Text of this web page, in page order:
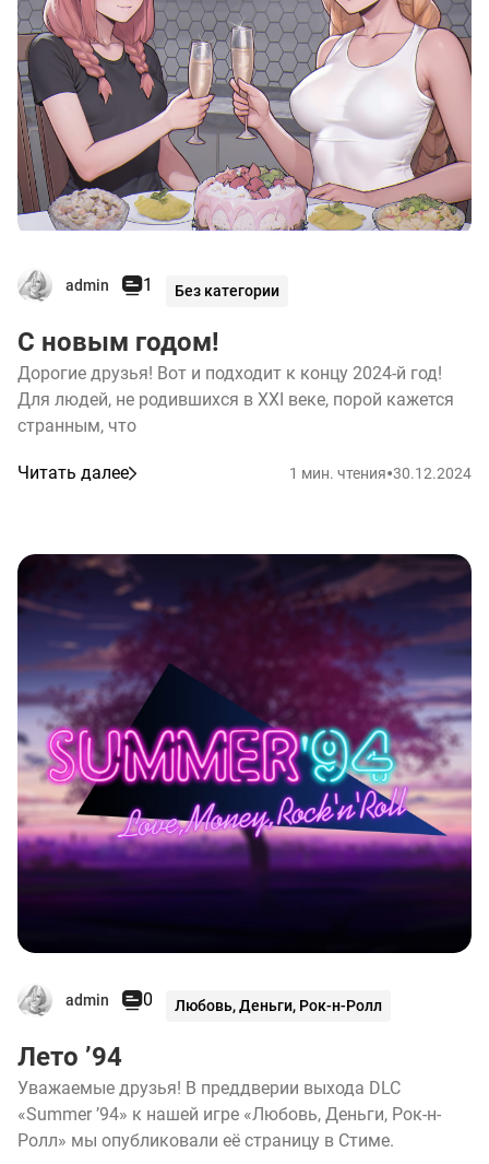
admin 1 Без категории
С новым годом!
Дорогие друзья! Вот и подходит к концу 2024-й год!
Для людей, не родившихся в XXI веке, порой кажется
странным, что
Читать далее 1 мин. чтения•30.12.2024
admin 0 Любовь, Деньги, Рок-н-Ролл
Лето ’94
Уважаемые друзья! В преддверии выхода DLC
«Summer ’94» к нашей игре «Любовь, Деньги, Рок-н-
Ролл» мы опубликовали её страницу в Стиме.